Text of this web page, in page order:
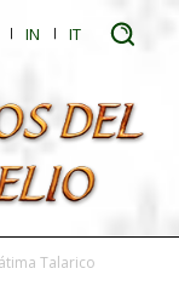
IN IT
Talarico